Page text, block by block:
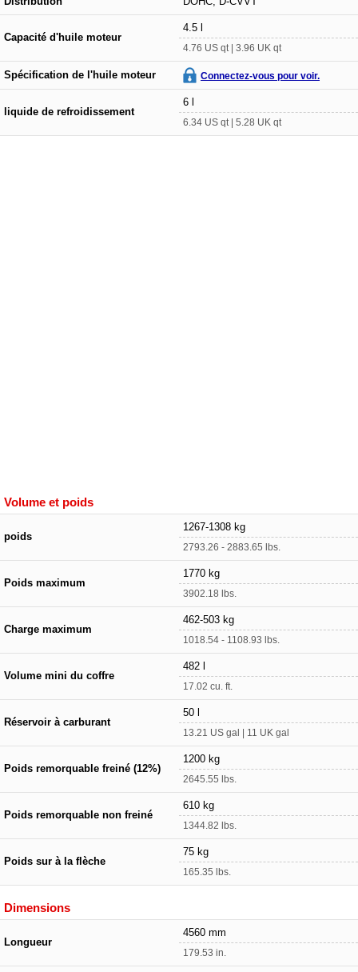
Capacité d'huile moteur
4.5 l
4.76 US qt | 3.96 UK qt
Spécification de l'huile moteur Connectez-vous pour voir.
liquide de refroidissement
6 l
6.34 US qt | 5.28 UK qt
Volume et poids
poids
1267-1308 kg
2793.26 - 2883.65 lbs.
Poids maximum
1770 kg
3902.18 lbs.
Charge maximum
462-503 kg
1018.54 - 1108.93 lbs.
Volume mini du coffre
482 l
17.02 cu. ft.
Réservoir à carburant
50 l
13.21 US gal | 11 UK gal
Poids remorquable freiné (12%)
1200 kg
2645.55 lbs.
Poids remorquable non freiné
610 kg
1344.82 lbs.
Poids sur à la flèche
75 kg
165.35 lbs.
Dimensions
Longueur
4560 mm
179.53 in.